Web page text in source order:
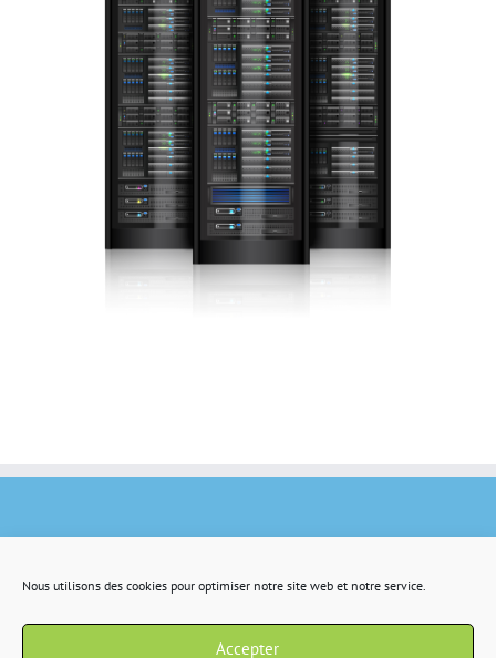
Nous utilisons des cookies pour optimiser notre site web et notre service.
Accepter